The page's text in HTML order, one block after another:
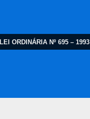
LEI ORDINÁRIA Nº 695 – 1993